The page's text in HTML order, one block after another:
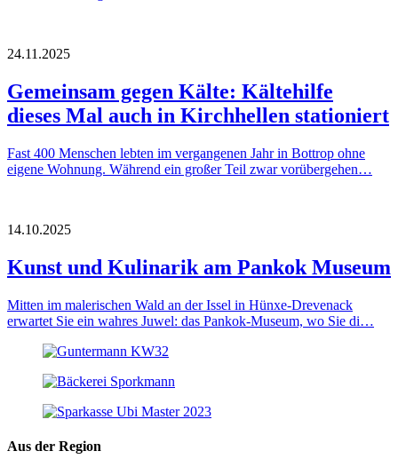
24.11.2025
Gemeinsam gegen Kälte: Kältehilfe
dieses Mal auch in Kirchhellen stationiert
Fast 400 Menschen lebten im vergangenen Jahr in Bottrop ohne
eigene Wohnung. Während ein großer Teil zwar vorübergehen…
14.10.2025
Kunst und Kulinarik am Pankok Museum
Mitten im malerischen Wald an der Issel in Hünxe-Drevenack
erwartet Sie ein wahres Juwel: das Pankok-Museum, wo Sie di…
Aus der Region